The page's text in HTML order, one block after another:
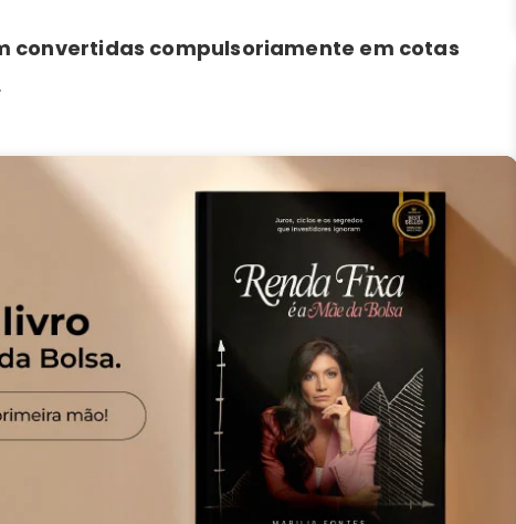
convertidas compulsoriamente em cotas